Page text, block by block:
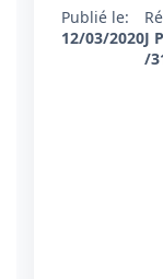
Publié le:
12/03/2020J
/